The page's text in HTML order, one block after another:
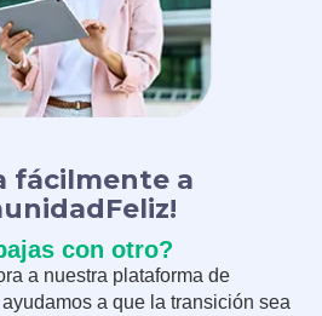
fácilmente a
con otro?
a nuestra plataforma de
a que la transición sea